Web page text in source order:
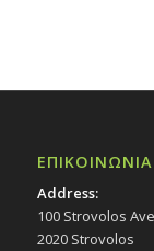
ΕΠΙΚΟΙΝΩΝΙΑ
Address:
100 Strovolos
2020 Strovolos